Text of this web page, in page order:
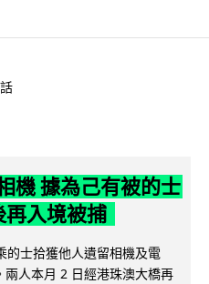
機 據為己有被的士
入境被捕
的士拾獲他人遺留相機及電
人本月 2 日經港珠澳大橋再